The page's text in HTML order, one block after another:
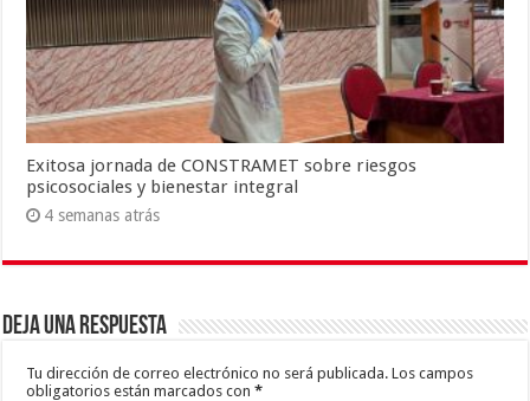
Exitosa jornada de CONSTRAMET sobre riesgos
psicosociales y bienestar integral
4 semanas atrás
Deja una respuesta
Tu dirección de correo electrónico no será publicada. Los campos
obligatorios están marcados con*